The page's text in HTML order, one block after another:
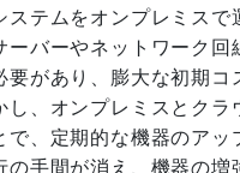
ステムをオンプレミスで
ーバーやネットワーク回
要があり、膨大な初期コ
し、オンプレミスとクラ
で、定期的な機器のアッ
の手間が消え、機器の増